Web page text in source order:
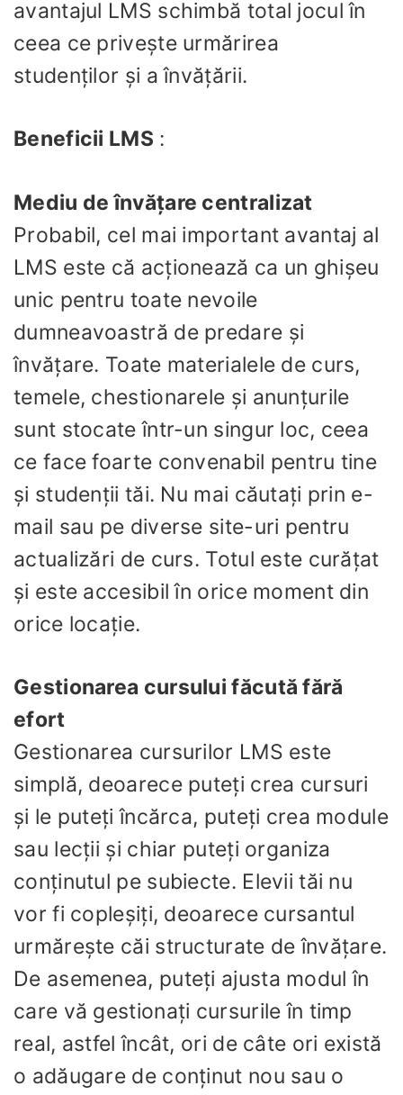
avantajul LMS schimbă total jocul în
ceea ce privește urmărirea
studenților și a învățării.
Beneficii LMS :
Mediu de învățare centralizat
Probabil, cel mai important avantaj al
LMS este că acționează ca un ghișeu
unic pentru toate nevoile
dumneavoastră de predare și
învățare. Toate materialele de curs,
temele, chestionarele și anunțurile
sunt stocate într-un singur loc, ceea
ce face foarte convenabil pentru tine
și studenții tăi. Nu mai căutați prin e-
mail sau pe diverse site-uri pentru
actualizări de curs. Totul este curățat
și este accesibil în orice moment din
orice locație.
Gestionarea cursului făcută fără
efort
Gestionarea cursurilor LMS este
simplă, deoarece puteți crea cursuri
și le puteți încărca, puteți crea module
sau lecții și chiar puteți organiza
conținutul pe subiecte. Elevii tăi nu
vor fi copleșiți, deoarece cursantul
urmărește căi structurate de învățare.
De asemenea, puteți ajusta modul în
care vă gestionați cursurile în timp
real, astfel încât, ori de câte ori există
o adăugare de conținut nou sau o